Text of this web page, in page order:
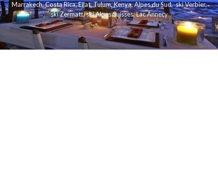
Marrakech,Costa Rica,Eilat,Tulum,Kenya,Alpes du Sud,ski Verbier,
ski Zermatt,ski Alpes Suisses,Lac Annecy